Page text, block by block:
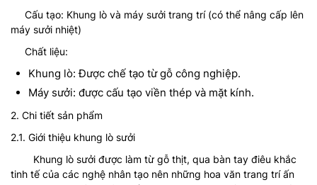
Cấu tạo: Khung lò và máy sưởi trang trí (có thể nâng cấp lên
máy sưởi nhiệt)
Chất liệu:
Khung lò: Được chế tạo từ gỗ công nghiệp.
Máy sưởi: được cấu tạo viền thép và mặt kính.
2. Chi tiết sản phẩm
2.1. Giới thiệu khung lò sưởi
Khung lò sưởi được làm từ gỗ thịt, qua bàn tay điêu khắc
tinh tế của các nghệ nhân tạo nên những hoa văn trang trí ấn